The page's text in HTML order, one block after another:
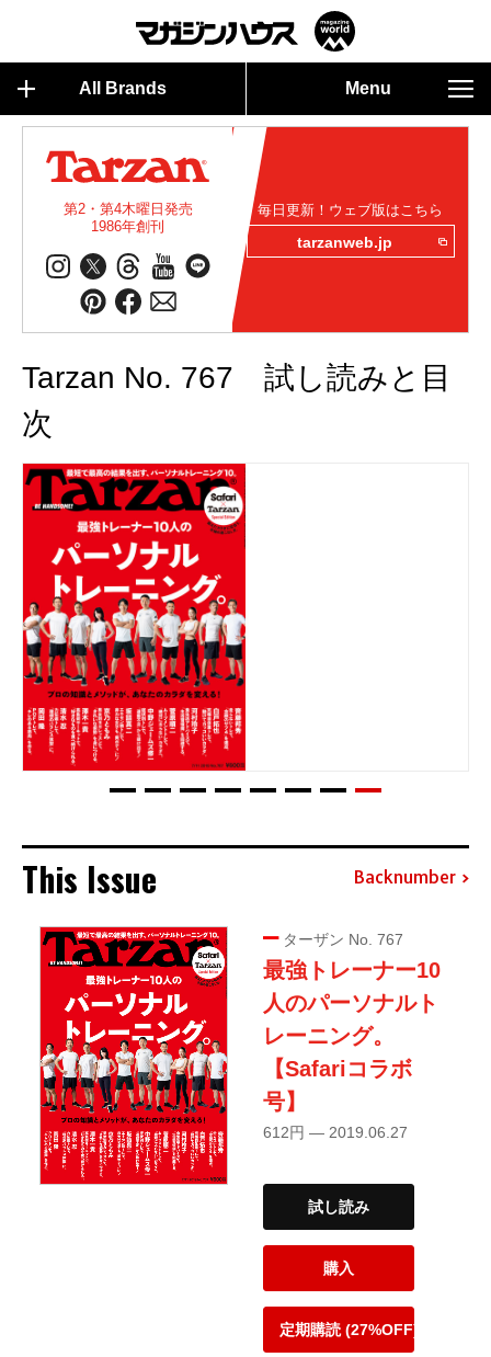
All Brands Menu
第2・第4木曜日発売
1986年創刊
毎日更新！ウェブ版はこちら
tarzanweb.jp
Tarzan No. 767 試し読みと目
次
This Issue Backnumber
ターザン No. 767
最強トレーナー10
人のパーソナルト
レーニング。
【Safariコラボ
号】
612円 — 2019.06.27
試し読み
購入
定期購読 (27%OFF)